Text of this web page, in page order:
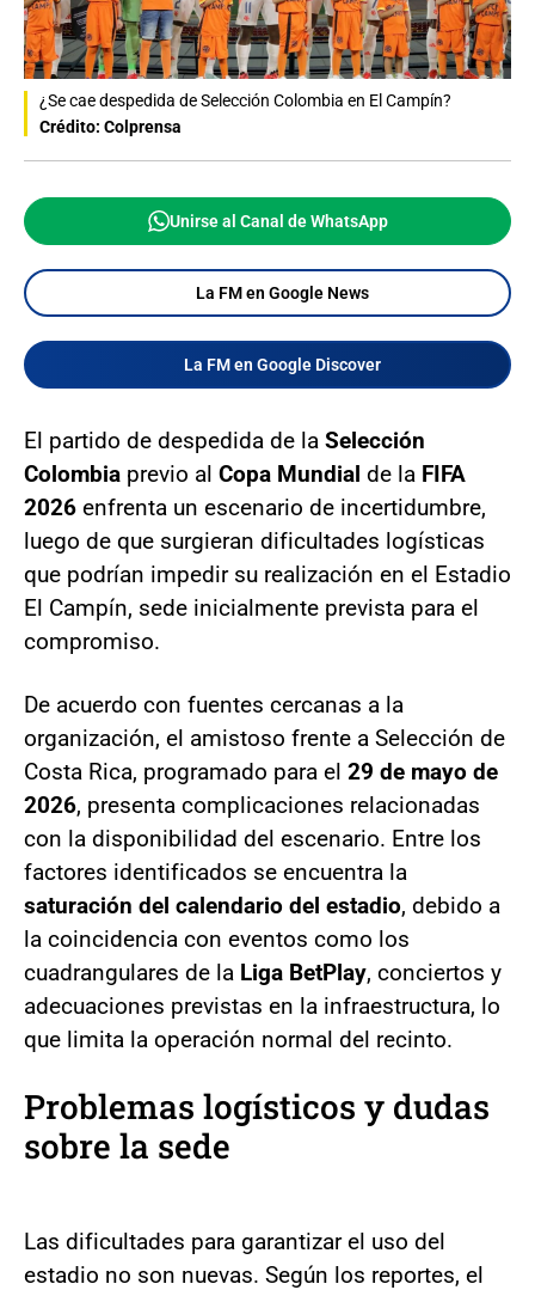
¿Se cae despedida de Selección Colombia en El Campín?
Crédito: Colprensa
Unirse al Canal de WhatsApp
La FM en Google News
La FM en Google Discover
El partido de despedida de la Selección
Colombia previo al Copa Mundial de la FIFA
2026 enfrenta un escenario de incertidumbre,
luego de que surgieran dificultades logísticas
que podrían impedir su realización en el Estadio
El Campín, sede inicialmente prevista para el
compromiso.
De acuerdo con fuentes cercanas a la
organización, el amistoso frente a Selección de
Costa Rica, programado para el 29 de mayo de
2026, presenta complicaciones relacionadas
con la disponibilidad del escenario. Entre los
factores identificados se encuentra la
saturación del calendario del estadio, debido a
la coincidencia con eventos como los
cuadrangulares de la Liga BetPlay, conciertos y
adecuaciones previstas en la infraestructura, lo
que limita la operación normal del recinto.
Problemas logísticos y dudas
sobre la sede
Las dificultades para garantizar el uso del
estadio no son nuevas. Según los reportes, el